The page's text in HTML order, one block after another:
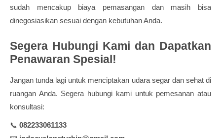
sudah mencakup biaya pemasangan dan masih bisa
dinegosiasikan sesuai dengan kebutuhan Anda.
Segera Hubungi Kami dan Dapatkan
Penawaran Spesial!
Jangan tunda lagi untuk menciptakan udara segar dan sehat di
ruangan Anda. Segera hubungi kami untuk pemesanan atau
konsultasi:
📞 082233061133